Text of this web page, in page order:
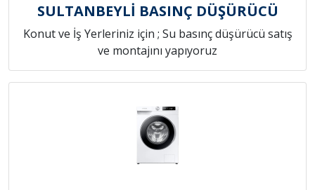
SULTANBEYLİ BASINÇ DÜŞÜRÜCÜ
Konut ve İş Yerleriniz için ; Su basınç düşürücü satış
ve montajını yapıyoruz